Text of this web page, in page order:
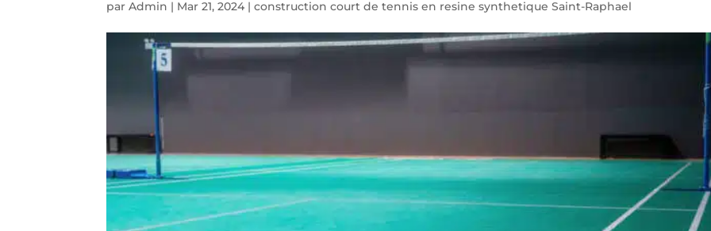
parAdmin | Mar 21, 2024 |construction court de tennis en resine synthetique Saint-Raphael